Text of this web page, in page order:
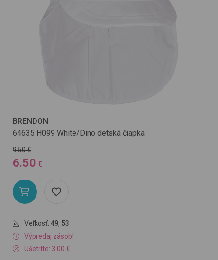
BRENDON
64635 H099 White/Dino detská čiapka
9.50 €
6.50 €
Veľkosť: 49, 53
Výpredaj zásob!
Ušetríte: 3.00 €